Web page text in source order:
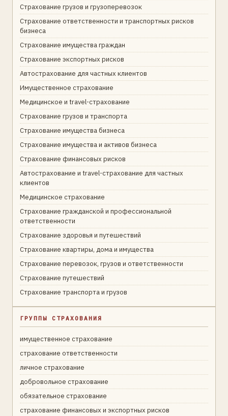
Страхование грузов и грузоперевозок
Страхование ответственности и транспортных рисков
бизнеса
Страхование имущества граждан
Страхование экспортных рисков
Автострахование для частных клиентов
Имущественное страхование
Медицинское и travel-страхование
Страхование грузов и транспорта
Страхование имущества бизнеса
Страхование имущества и активов бизнеса
Страхование финансовых рисков
Автострахование и travel-страхование для частных
клиентов
Медицинское страхование
Страхование гражданской и профессиональной
ответственности
Страхование здоровья и путешествий
Страхование квартиры, дома и имущества
Страхование перевозок, грузов и ответственности
Страхование путешествий
Страхование транспорта и грузов
ГРУППЫ СТРАХОВАНИЯ
имущественное страхование
страхование ответственности
личное страхование
добровольное страхование
обязательное страхование
страхование финансовых и экспортных рисков